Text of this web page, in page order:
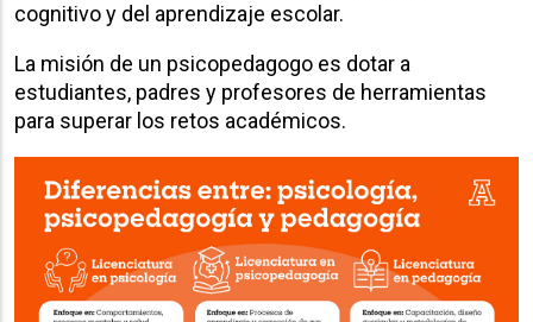
cognitivo y del aprendizaje escolar.
La misión de un psicopedagogo es dotar a
estudiantes, padres y profesores de herramientas
para superar los retos académicos.